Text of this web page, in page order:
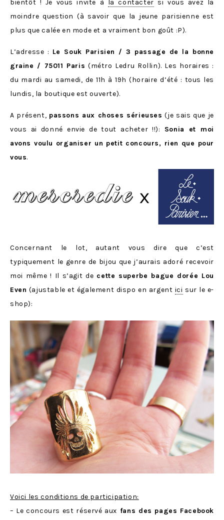
bientôt ! Je vous invite à la contacter si vous avez la
moindre question (à savoir que la jeune parisienne est
plus que calée en mode et a vraiment bon goût :P).
L’adresse : Le Souk Parisien / 3 passage de la bonne
graine / 75011 Paris (métro Ledru Rollin). Les horaires :
du mardi au samedi, de 11h à 19h (horaire d’été : tous les
lundis, la boutique est ouverte).
A présent, passons aux choses sérieuses (je sais que je
vous ai donné envie de tout acheter !!): Sonia et moi
avons voulu organiser un petit concours, rien que pour
vous.
Concernant le lot, autant vous dire que c’est
typiquement le genre de bijou que j’aurais adoré recevoir
moi même ! Il s’agit de cette superbe bague dorée Lou
Even (ajustable et également dispo en argent ici sur le e-
shop):
Voici les conditions de participation:
– Le concours est réservé aux fans des pages Facebook